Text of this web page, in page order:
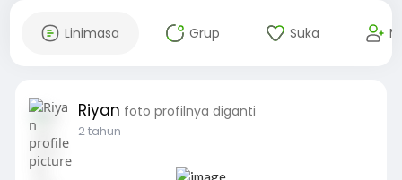
Linimasa Grup Suka
Riyan foto profilnya diganti
2 tahun